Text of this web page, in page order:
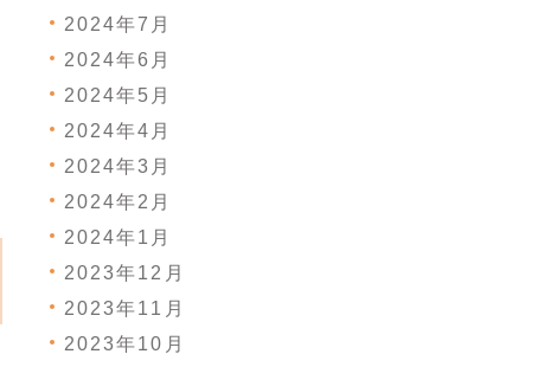
2024年7月
2024年6月
2024年5月
2024年4月
2024年3月
2024年2月
2024年1月
2023年12月
2023年11月
2023年10月